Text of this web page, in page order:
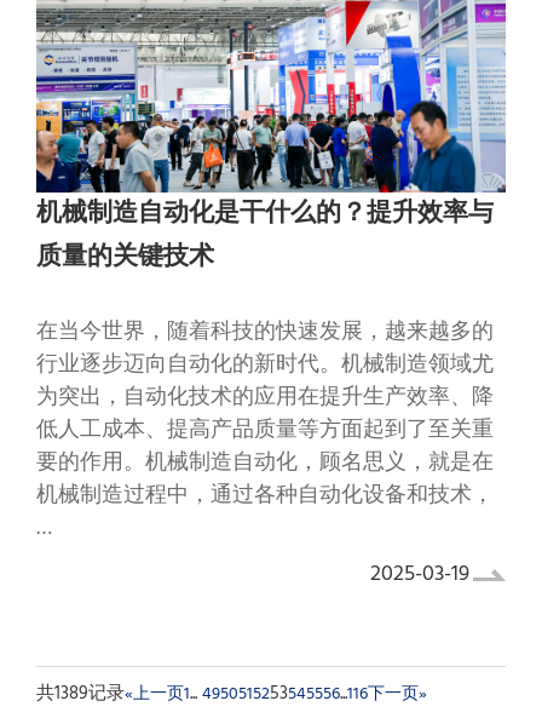
机械制造自动化是干什么的？提升效率与
质量的关键技术
在当今世界，随着科技的快速发展，越来越多的
行业逐步迈向自动化的新时代。机械制造领域尤
为突出，自动化技术的应用在提升生产效率、降
低人工成本、提高产品质量等方面起到了至关重
要的作用。机械制造自动化，顾名思义，就是在
机械制造过程中，通过各种自动化设备和技术，
…
2025-03-19
共1389记录«上一页1...4950515253545556...116下一页»